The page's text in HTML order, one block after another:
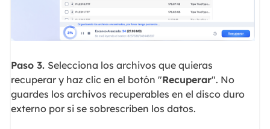
Paso 3. Selecciona los archivos que quieras
recuperar y haz clic en el botón "Recuperar". No
guardes los archivos recuperables en el disco duro
externo por si se sobrescriben los datos.